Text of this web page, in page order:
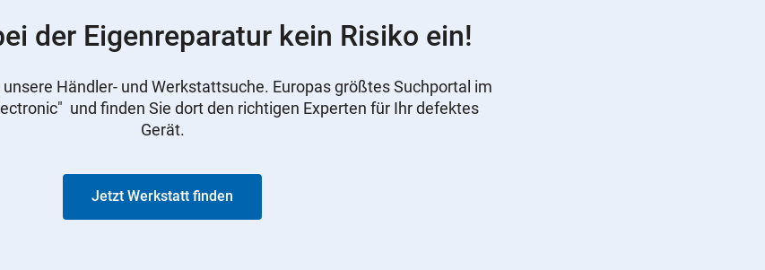
der Eigenreparatur kein Risiko ein!
Händler- und Werkstattsuche. Europas größtes Suchportal im
und finden Sie dort den richtigen Experten für Ihr defektes
Gerät.
Jetzt Werkstatt finden